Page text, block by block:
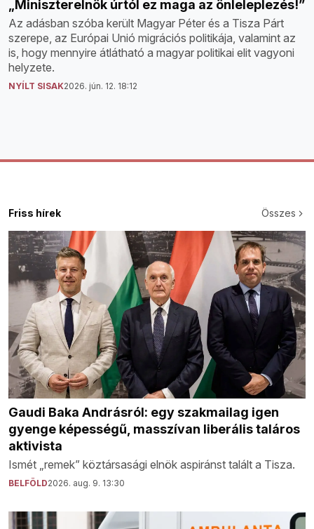
„Miniszterelnök úrtól ez maga az önleleplezés!”
Az adásban szóba került Magyar Péter és a Tisza Párt
szerepe, az Európai Unió migrációs politikája, valamint az
is, hogy mennyire átlátható a magyar politikai elit vagyoni
helyzete.
NYÍLT SISAK2026. jún. 12. 18:12
Friss hírek Összes
Gaudi Baka Andrásról: egy szakmailag igen
gyenge képességű, masszívan liberális taláros
aktivista
Ismét „remek” köztársasági elnök aspiránst talált a Tisza.
BELFÖLD2026. aug. 9. 13:30